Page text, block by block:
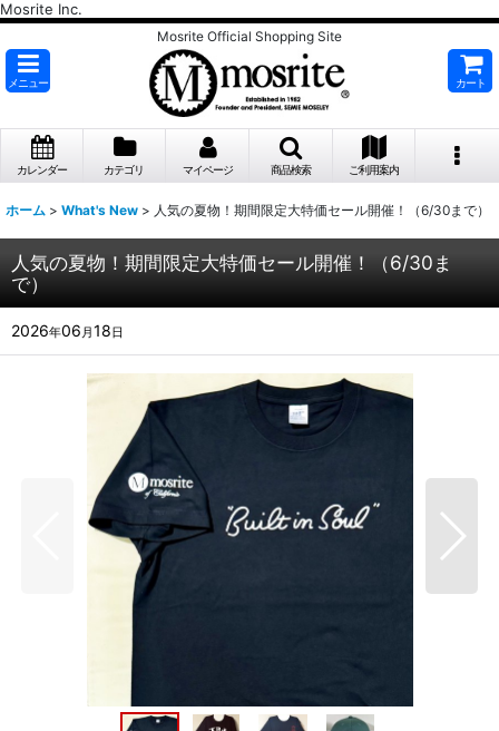
Mosrite Inc.
Mosrite Official Shopping Site
メニュー カート
カレンダー カテゴリ マイページ 商品検索 ご利用案内
ホーム > What's New > 人気の夏物！期間限定大特価セール開催！（6/30まで）
人気の夏物！期間限定大特価セール開催！（6/30ま
で）
2026年06 月18日